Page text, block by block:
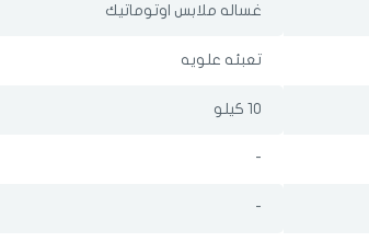
غساله ملابس اوتوماتيك
تعبئه علويه
10 كيلو
-
-
رقم الجوال
اختر المدينة